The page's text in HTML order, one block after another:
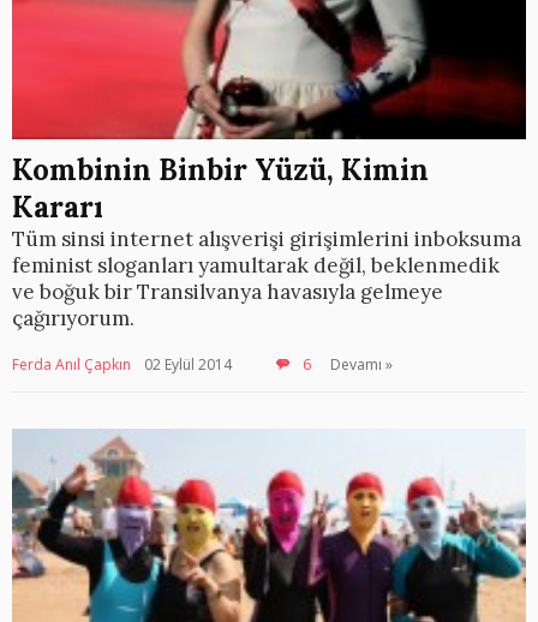
Kombinin Binbir Yüzü, Kimin
Kararı
Tüm sinsi internet alışverişi girişimlerini inboksuma
feminist sloganları yamultarak değil, beklenmedik
ve boğuk bir Transilvanya havasıyla gelmeye
çağırıyorum.
Ferda Anıl Çapkın 02 Eylül 2014 6 Devamı »